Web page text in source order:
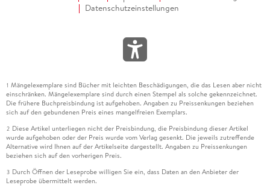
Datenschutzeinstellungen
1 Mängelexemplare sind Bücher mit leichten Beschädigungen, die das Lesen aber nicht
einschränken. Mängelexemplare sind durch einen Stempel als solche gekennzeichnet.
Die frühere Buchpreisbindung ist aufgehoben. Angaben zu Preissenkungen beziehen
sich auf den gebundenen Preis eines mangelfreien Exemplars.
2 Diese Artikel unterliegen nicht der Preisbindung, die Preisbindung dieser Artikel
wurde aufgehoben oder der Preis wurde vom Verlag gesenkt. Die jeweils zutreffende
Alternative wird Ihnen auf der Artikelseite dargestellt. Angaben zu Preissenkungen
beziehen sich auf den vorherigen Preis.
3 Durch Öffnen der Leseprobe willigen Sie ein, dass Daten an den Anbieter der
Leseprobe übermittelt werden.